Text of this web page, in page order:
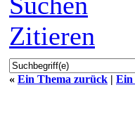
Zitieren
« Ein Thema zurück | Ein